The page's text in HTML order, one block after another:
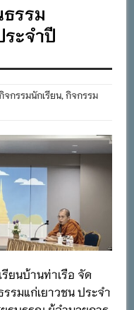
ประถมศึกษาภูเก็ต
วางพานพุ่ม และจุด
มเด็จพระเจ้าอยู่หัว ๒๘
สืบสานพระพุทธศาสนา
วันเข้าพรรษา
เสริมสร้างวินัยและ
ช้ถนน
รรม
ระจำปี
จกรรมนักเรียน,กิจกรรม
ยนบ้านท่าเรือ จัด
รมแก่เยาวชน ประจำ